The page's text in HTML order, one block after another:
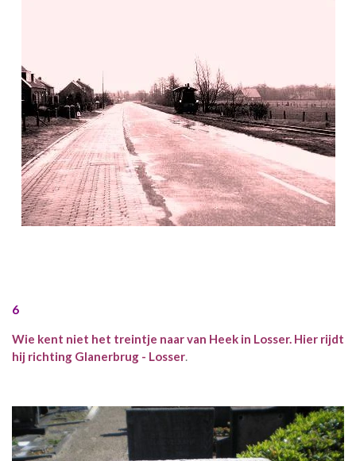
6
Wie kent niet het treintje naar van Heek in Losser. Hier rijdt
hij richting Glanerbrug - Losser.